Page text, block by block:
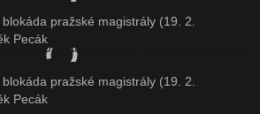
pražské magistrály (19. 2.
Pecák
pražské magistrály (19. 2.
Pecák